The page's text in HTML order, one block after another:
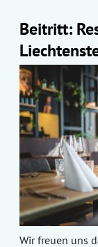
Beitritt:
Wir freuen uns